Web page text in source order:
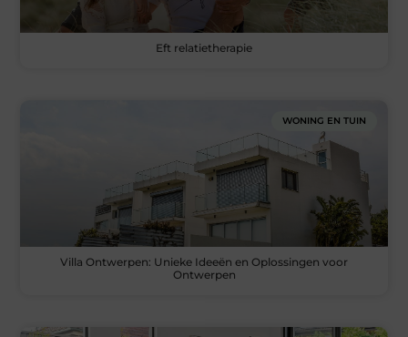
Eft relatietherapie
WONING EN TUIN
Villa Ontwerpen: Unieke Ideeën en Oplossingen voor
Ontwerpen